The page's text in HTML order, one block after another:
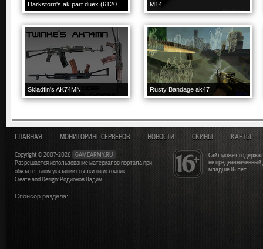
M14
Skladfin's AK74MN Rusty Bandage ak47
Сайт может
не
младше 16 лет
ГЛАВНАЯ МОНИТОРИНГ СЕРВЕРОВ НОВОСТИ СКИНЫ КАРТЫ
Copyright © 2007-2026
GAMEARMY.RU
Разрешается использование материалов портала при
обязательном указании ссылки на источник
Create and Design: Родионов Вадим
Спонсор раздела: